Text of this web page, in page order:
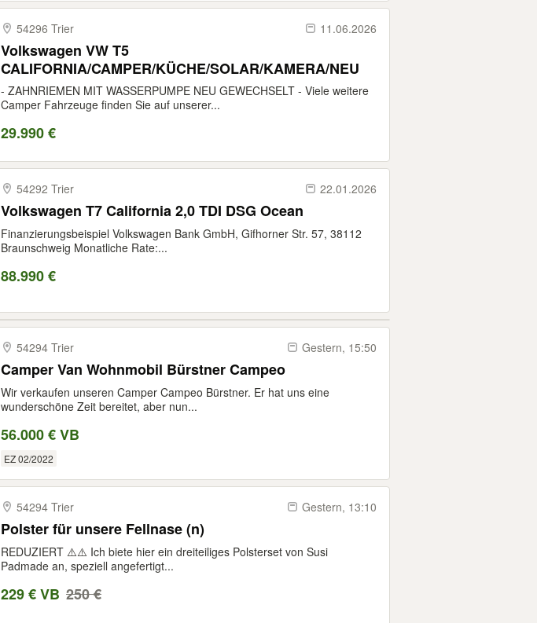
54296 Trier 11.06.2026
Volkswagen VW T5
CALIFORNIA/CAMPER/KÜCHE/SOLAR/KAMERA/NEU
- ZAHNRIEMEN MIT WASSERPUMPE NEU GEWECHSELT - Viele weitere
Camper Fahrzeuge finden Sie auf unserer...
29.990 €
54292 Trier 22.01.2026
Volkswagen T7 California 2,0 TDI DSG Ocean
Finanzierungsbeispiel Volkswagen Bank GmbH, Gifhorner Str. 57, 38112
Braunschweig Monatliche Rate:...
88.990 €
54294 Trier Gestern, 15:50
Camper Van Wohnmobil Bürstner Campeo
Wir verkaufen unseren Camper Campeo Bürstner. Er hat uns eine
wunderschöne Zeit bereitet, aber nun...
56.000 € VB
EZ 02/2022
54294 Trier Gestern, 13:10
Polster für unsere Fellnase (n)
REDUZIERT ⚠️⚠️ Ich biete hier ein dreiteiliges Polsterset von Susi
Padmade an, speziell angefertigt...
229 € VB 250 €